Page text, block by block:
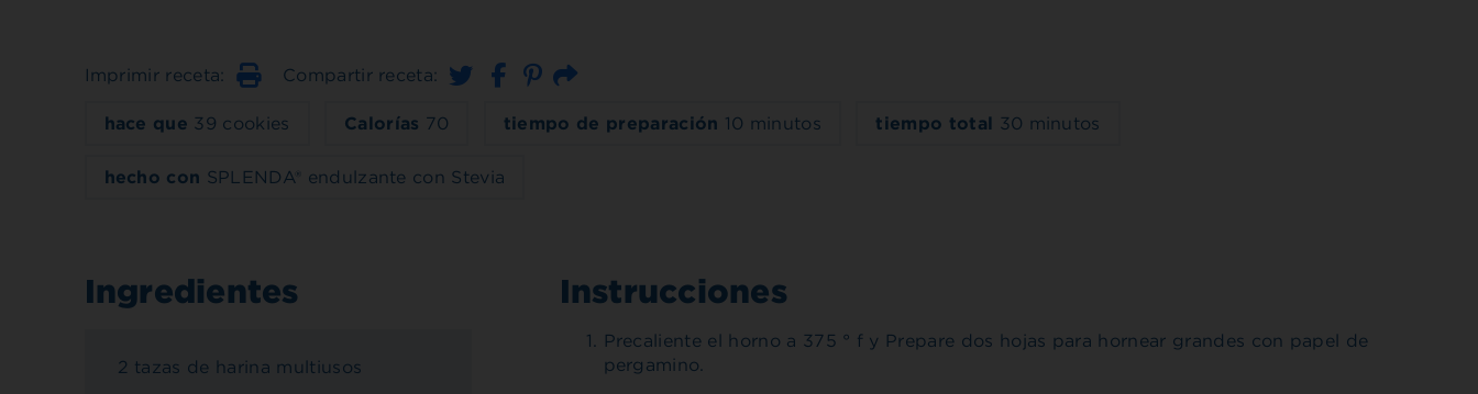
Imprimir receta: Imprimir
Compartir receta: Correo electrónico
hace que 39 cookies Calorías 70 tiempo de preparación 10 minutos tiempo total 30 minutos
hecho con SPLENDA® endulzante con Stevia
Ingredientes
2 tazas de harina multiusos
Instrucciones
Precaliente el horno a 375 ° f y Prepare dos hojas para hornear grandes con papel de
pergamino.